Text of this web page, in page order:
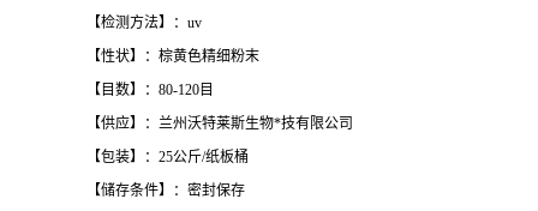
【检测方法】：uv
【性状】：棕黄色精细粉末
【目数】：80-120目
【供应】：兰州沃特莱斯生物*技有限公司
【包装】：25公斤/纸板桶
【储存条件】：密封保存